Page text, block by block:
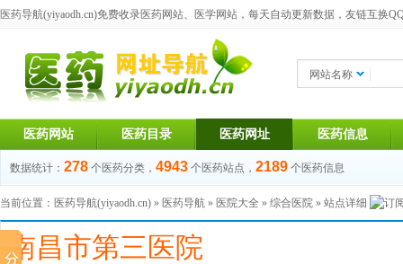
医药导航(yiyaodh.cn)免费收录医药网站、医学网站，每天自动更新数据，友链互换
网站名称
医药网站 医药目录 医药网址 医药信息
数据统计： 278 个医药分类， 4943 个医药站点， 2189 个医药信息
当前位置： 医药导航(yiyaodh.cn) » 医药导航 » 医院大全 » 综合医院 » 站点详细
南昌市第三医院